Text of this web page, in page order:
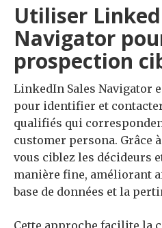
Utiliser
Navigator
prospection
LinkedIn Sales Navigator
pour identifier et
qualifiés qui
customer persona. Grâce
vous ciblez les décideurs
manière fine, améliorant
base de données et la
Cette approche facilite la